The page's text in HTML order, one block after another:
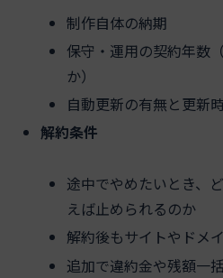
制作自体の納期
保守・運用の契約年数
か）
自動更新の有無と更新
解約条件
途中でやめたいとき、
えば止められるのか
解約後もサイトやドメ
追加で違約金や残額一